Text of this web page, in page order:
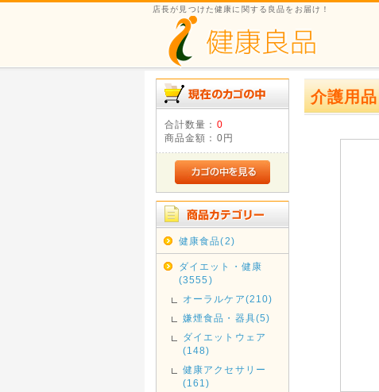
店長が見つけた健康に関する良品をお届け！
合計数量： 0
商品金額： 0円
健康食品(2)
ダイエット・健康
(3555)
オーラルケア(210)
嫌煙食品・器具(5)
ダイエットウェア
(148)
健康アクセサリー
(161)
介護用品